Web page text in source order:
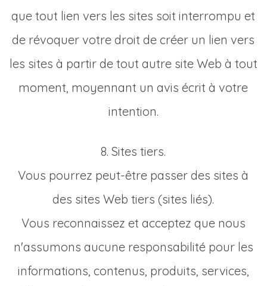
que tout lien vers les sites soit interrompu et
de révoquer votre droit de créer un lien vers
les sites à partir de tout autre site Web à tout
moment, moyennant un avis écrit à votre
intention.
8. Sites tiers.
Vous pourrez peut-être passer des sites à
des sites Web tiers (sites liés).
Vous reconnaissez et acceptez que nous
n'assumons aucune responsabilité pour les
informations, contenus, produits, services,